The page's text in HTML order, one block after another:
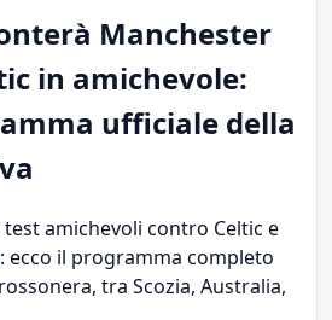
Manchester
in amichevole:
ufficiale della
amichevoli contro Celtic e
ecco il programma completo
tra Scozia, Australia,